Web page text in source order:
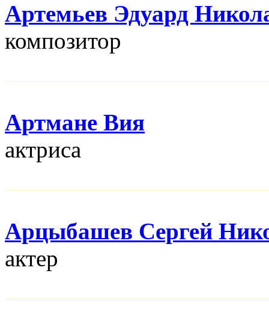
Артемьев Эдуард
композитор
Артмане Вия
актриса
Арцыбашев Сергей
актер